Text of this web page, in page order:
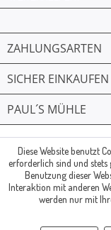
ZAHLUNGSARTEN
SICHER EINKAUFEN
PAUL´S MÜHLE
© Paul's Mühle |
Fax: 02361
Diese Website benutzt
erforderlich sind und stets
Benutzung dieser
Interaktion mit anderen
werden nur mit